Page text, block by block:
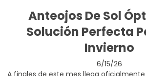
Anteojos De Sol
Solución Perfecta
Invierno
6/15/26
A finales de este mes llega oficialmente